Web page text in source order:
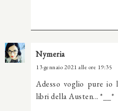
Nymeria
13 gennaio 2021 alle ore 19:35
Adesso voglio pure io
libri della Austen... *__*